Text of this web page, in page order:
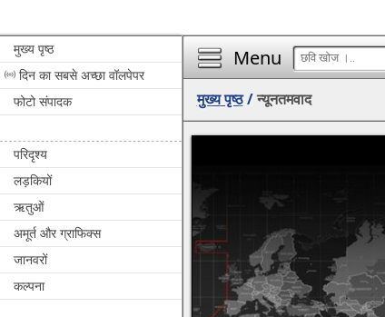
मुख्य पृष्ठ
दिन का सबसे अच्छा वॉलपेपर
फोटो संपादक
परिदृश्य
लड़कियों
ऋतुओं
अमूर्त और ग्राफिक्स
जानवरों
कल्पना
Menu
मुख्य पृष्ठ/न्यूनतमवाद